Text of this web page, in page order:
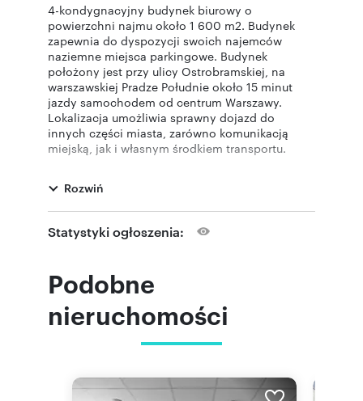
4-kondygnacyjny budynek biurowy o
powierzchni najmu około 1 600 m2. Budynek
zapewnia do dyspozycji swoich najemców
naziemne miejsca parkingowe. Budynek
położony jest przy ulicy Ostrobramskiej, na
warszawskiej Pradze Południe około 15 minut
jazdy samochodem od centrum Warszawy.
Lokalizacja umożliwia sprawny dojazd do
innych części miasta, zarówno komunikacją
miejską, jak i własnym środkiem transportu.
wspólnych budynku oraz piętra - skontaktuj się z
naszym biurem w celu uzyskania szczegółów.
Podane ceny są cenami netto, do ceny należy
doliczyć podatek VAT.
Jeżeli zainteresowała Cię ta oferta lub szukasz
W swojej bazie posiadamy ponad 1000
portalu propozycje to tylko część naszej oferty.
stanowi oferty handlowej w rozumieniu art. 66
§1 Kodeksu Cywilnego
Rozwiń
Statystyki ogłoszenia:
Podobne
nieruchomości